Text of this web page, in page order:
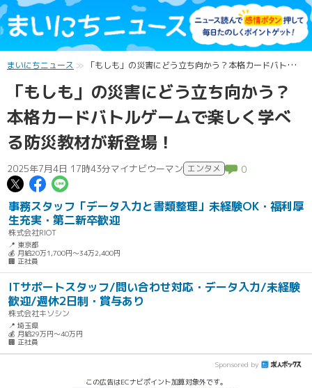
まいにちニュース 「もしも」の災害にどう立ち向かう？本格カードバトルゲームで楽しく学べる防災教材が新登場！
「もしも」の災害にどう立ち向かう？
本格カードバトルゲームで楽しく学べ
る防災教材が新登場！
2025年7月4日 17時43分マイナビウーマン エンタメ 0
この記事についてポスト
この記事についてFacebookでシェ
事務スタッフ「データ入力と書類整理」未経験OK・福利厚
生充実・第二新卒歓迎
株式会社RIOT
📍 東京都
💰 月給20万1,700円～34万2,400円
🏢 正社員
ITサポートスタッフ/問い合わせ対応・データ入力/未経験
歓迎/週休2日制・賞与あり
株式会社キソシン
📍 埼玉県
💰 月給29万円～40万円
🏢 正社員
Sponsored by
この広告はECナビポイント加算対象外です。